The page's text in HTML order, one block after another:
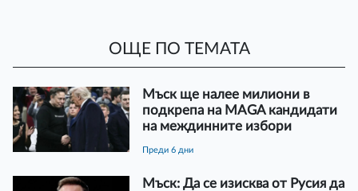
ОЩЕ ПО ТЕМАТА
Мъск ще налее милиони в
подкрепа на MAGA кандидати
на междинните избори
преди 6 дни
Мъск: Да се изисква от Русия да